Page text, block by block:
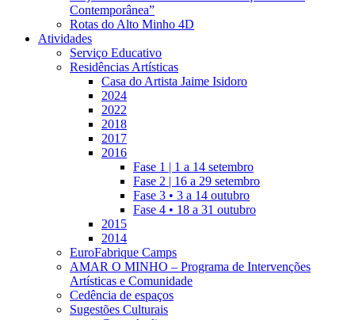
Contemporânea”
Rotas do Alto Minho 4D
Atividades
Serviço Educativo
Residências Artísticas
Casa do Artista Jaime Isidoro
2024
2022
2018
2017
2016
Fase 1 | 1 a 14 setembro
Fase 2 | 16 a 29 setembro
Fase 3 • 3 a 14 outubro
Fase 4 • 18 a 31 outubro
2015
2014
EuroFabrique Camps
AMAR O MINHO – Programa de Intervenções
Artísticas e Comunidade
Cedência de espaços
Sugestões Culturais